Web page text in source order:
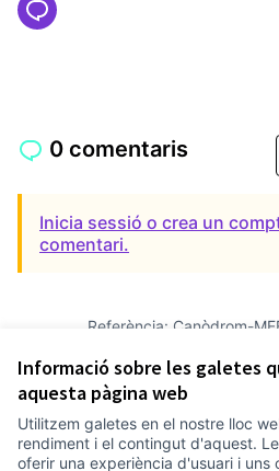
Informació sobre les galetes
aquesta pàgina web
Utilitzem galetes en el nostre lloc
rendiment i el contingut d'aquest.
oferir una experiència d'usuari i uns
0 comentaris
Inicia sessió o crea un
comentari.
Referència: Canòdrom-
Afegir al
Termes i condicions d'ús
Configuració de les galetes